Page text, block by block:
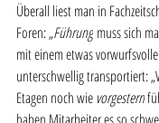
Überall liest man in
Foren: „Führung muss sich
mit einem etwas
unterschwellig transportiert:
Etagen noch wie vorgestern